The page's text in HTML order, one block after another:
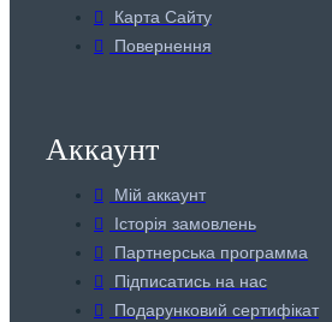
Карта Сайту
Повернення
Аккаунт
Мій аккаунт
Історія замовлень
Партнерська программа
Підписатись на нас
Подарунковий сертифікат